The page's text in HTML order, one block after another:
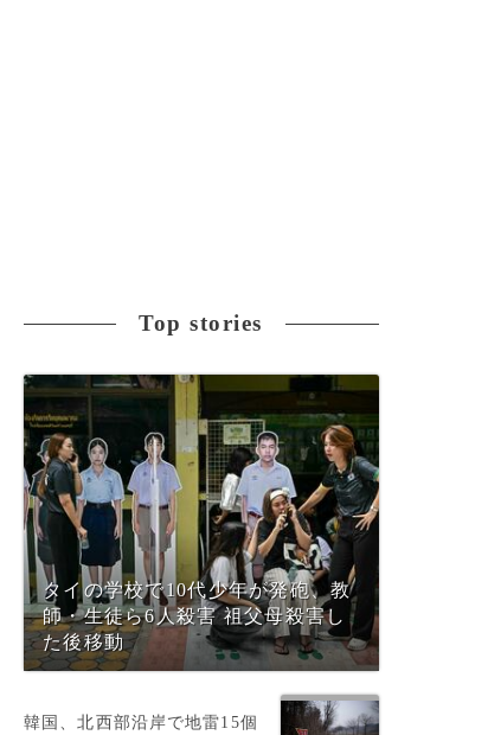
Top stories
タイの学校で10代少年が発砲、教
師・生徒ら6人殺害 祖父母殺害し
た後移動
韓国、北西部沿岸で地雷15個